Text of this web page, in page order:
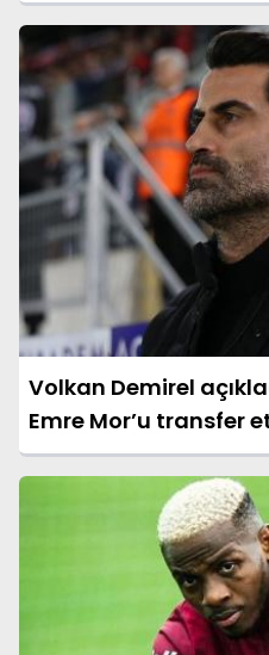
Volkan Demirel
Emre Mor’u transfer